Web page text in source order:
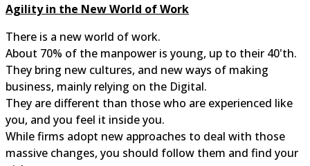
Agility in the New World of Work
There is a new world of work.
About 70% of the manpower is young, up to their 40'th.
They bring new cultures, and new ways of making
business, mainly relying on the Digital.
They are different than those who are experienced like
you, and you feel it inside you.
While firms adopt new approaches to deal with those
massive changes, you should follow them and find your